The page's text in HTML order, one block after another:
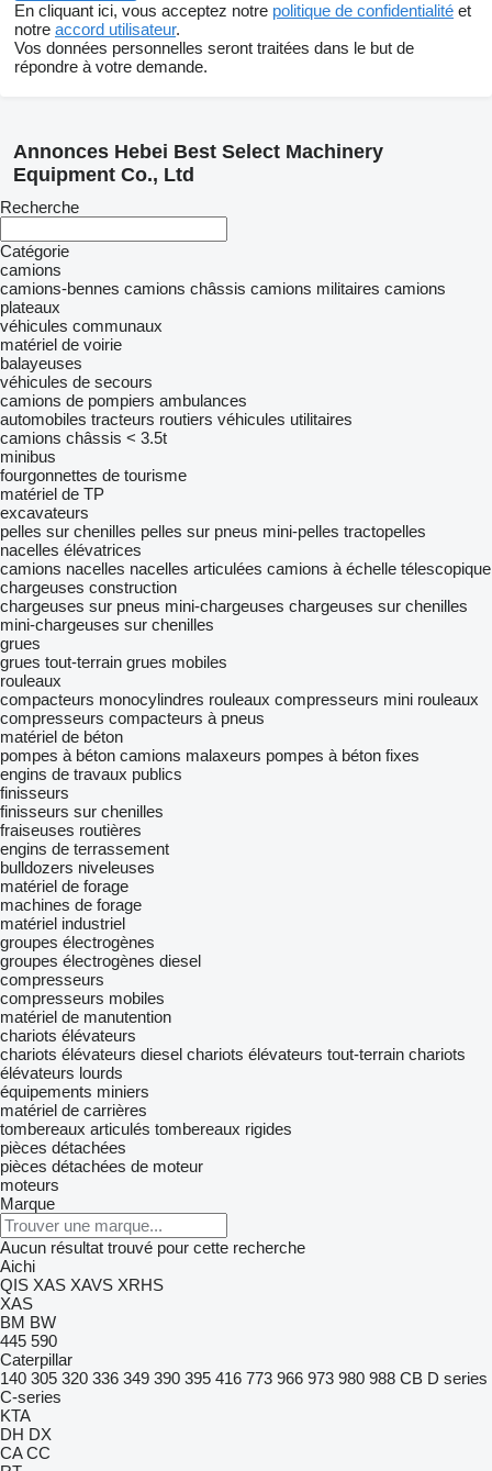
En cliquant ici, vous acceptez notre politique de confidentialité et
notre accord utilisateur.
Vos données personnelles seront traitées dans le but de
répondre à votre demande.
Annonces Hebei Best Select Machinery
Equipment Co., Ltd
Recherche
Catégorie
camions
camions-bennes camions châssis camions militaires camions
plateaux
véhicules communaux
matériel de voirie
balayeuses
véhicules de secours
camions de pompiers ambulances
automobiles tracteurs routiers véhicules utilitaires
camions châssis < 3.5t
minibus
fourgonnettes de tourisme
matériel de TP
excavateurs
pelles sur chenilles pelles sur pneus mini-pelles tractopelles
nacelles élévatrices
camions nacelles nacelles articulées camions à échelle télescopique
chargeuses construction
chargeuses sur pneus mini-chargeuses chargeuses sur chenilles
mini-chargeuses sur chenilles
grues
grues tout-terrain grues mobiles
rouleaux
compacteurs monocylindres rouleaux compresseurs mini rouleaux
compresseurs compacteurs à pneus
matériel de béton
pompes à béton camions malaxeurs pompes à béton fixes
engins de travaux publics
finisseurs
finisseurs sur chenilles
fraiseuses routières
engins de terrassement
bulldozers niveleuses
matériel de forage
machines de forage
matériel industriel
groupes électrogènes
groupes électrogènes diesel
compresseurs
compresseurs mobiles
matériel de manutention
chariots élévateurs
chariots élévateurs diesel chariots élévateurs tout-terrain chariots
élévateurs lourds
équipements miniers
matériel de carrières
tombereaux articulés tombereaux rigides
pièces détachées
pièces détachées de moteur
moteurs
Marque
Aucun résultat trouvé pour cette recherche
Aichi
QIS XAS XAVS XRHS
XAS
BM BW
445 590
Caterpillar
140 305 320 336 349 390 395 416 773 966 973 980 988 CB D series
C-series
KTA
DH DX
CA CC